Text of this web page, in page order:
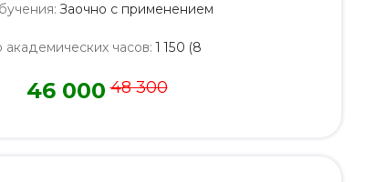
: Заочно с применением
академических часов: 1 150 (8
46 000 48 300